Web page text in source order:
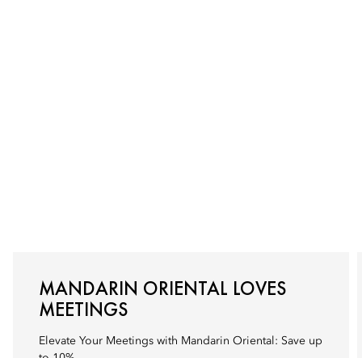
MANDARIN ORIENTAL LOVES
MEETINGS
Elevate Your Meetings with Mandarin Oriental: Save up